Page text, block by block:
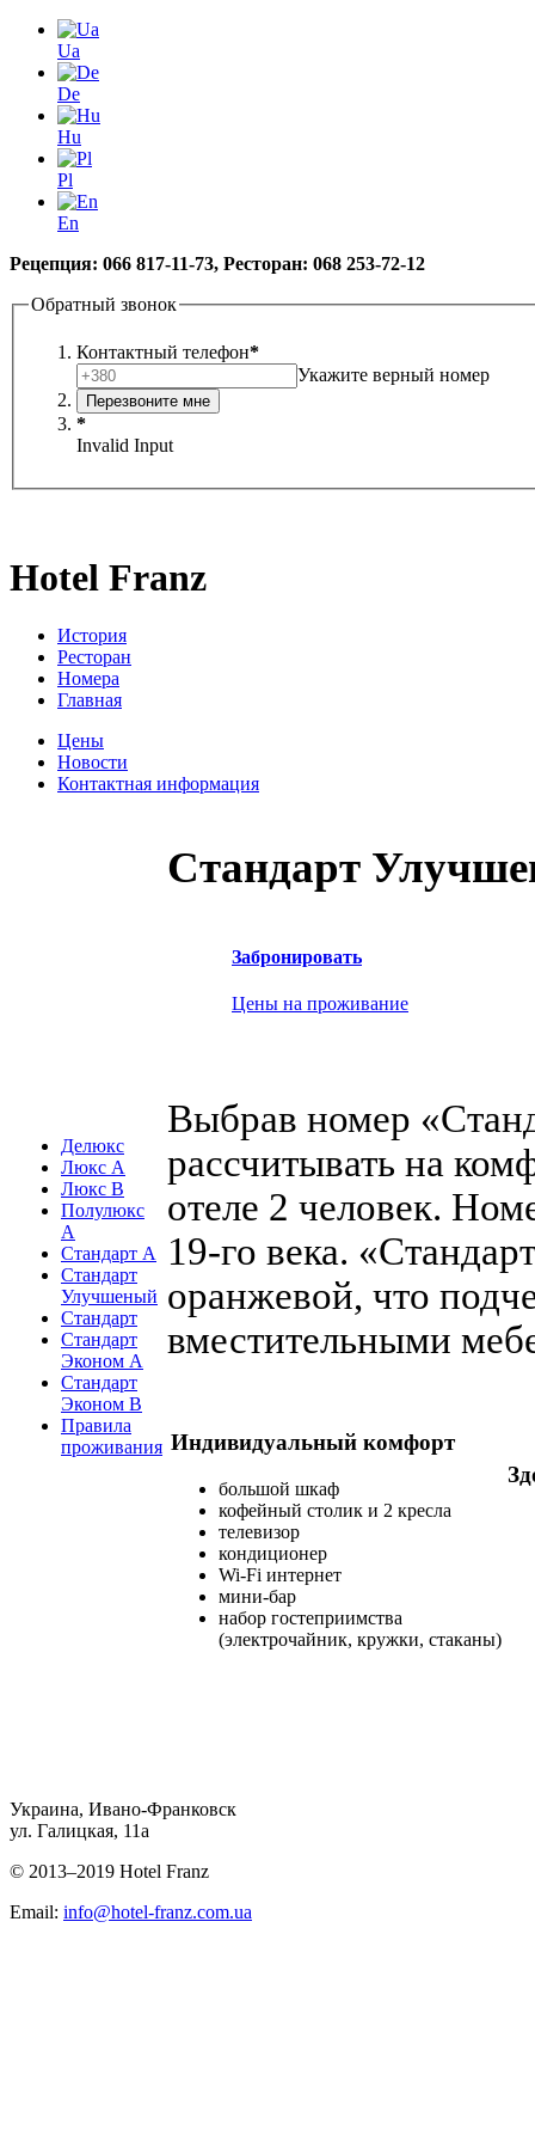
Ua
De
Hu
Pl
En
Рецепция: 066 817-11-73, Ресторан: 068 253-72-12
Обратный звонок
Контактный телефон*
Укажите верный номер
*
Invalid Input
Hotel Franz
История
Ресторан
Номера
Главная
Цены
Новости
Контактная информация
Делюкс
Люкс A
Люкс B
Полулюкс
A
Стандарт А
Стандарт
Улучшеный
Стандарт
Стандарт
Эконом A
Стандарт
Эконом B
Правила
проживания
Стандарт
Забронировать
Цены на проживание
Выбрав номер
рассчитывать на
отеле 2 человек.
19-го века.
оранжевой, что
вместительными
Индивидуальный комфорт
большой шкаф
кофейный столик и 2 кресла
телевизор
кондиционер
Wi-Fi интернет
мини-бар
набор гостеприимства
(электрочайник, кружки, стаканы)
Украина, Ивано-Франковск
ул. Галицкая, 11а
© 2013–2019 Hotel Franz
Email: info@hotel-franz.com.ua